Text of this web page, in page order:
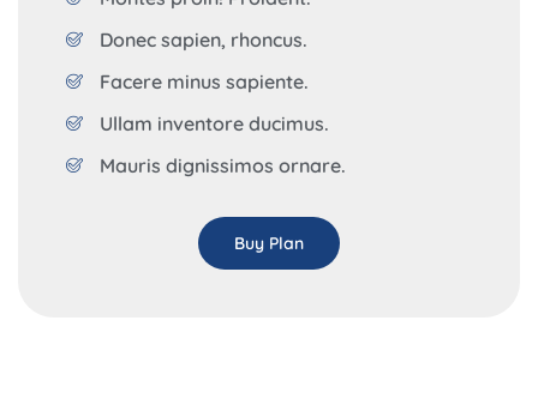
Donec sapien, rhoncus.
Facere minus sapiente.
Ullam inventore ducimus.
Mauris dignissimos ornare.
Buy Plan